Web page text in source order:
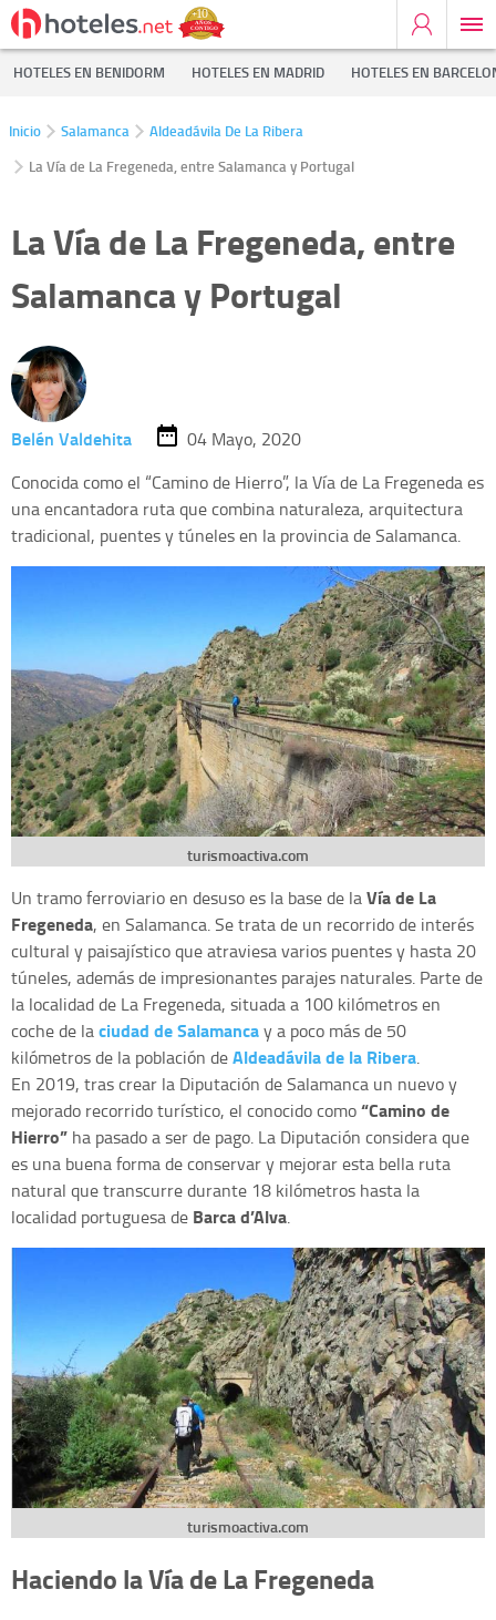
HOTELES EN BENIDORM HOTELES EN MADRID HOTELES EN
Inicio Salamanca
Aldeadávila De La Ribera
La Vía de La Fregeneda, entre Salamanca y Portugal
La Vía de La Fregeneda, entre
Salamanca y Portugal
Belén Valdehita
04 Mayo, 2020
Conocida como el “Camino de Hierro”, la Vía de La Fregeneda es
una encantadora ruta que combina naturaleza, arquitectura
tradicional, puentes y túneles en la provincia de Salamanca.
turismoactiva.com
Un tramo ferroviario en desuso es la base de laVía de La
Fregeneda, en Salamanca. Se trata de un recorrido de interés
cultural y paisajístico que atraviesa varios puentes y hasta 20
túneles, además de impresionantes parajes naturales. Parte de
la localidad de La Fregeneda, situada a 100 kilómetros en
coche de laciudad de Salamancay a poco más de 50
kilómetros de la población deAldeadávila de la Ribera.
En 2019, tras crear la Diputación de Salamanca un nuevo y
mejorado recorrido turístico, el conocido como“Camino de
Hierro” ha pasado a ser de pago. La Diputación considera que
es una buena forma de conservar y mejorar esta bella ruta
natural que transcurre durante 18 kilómetros hasta la
localidad portuguesa de Barca d’Alva.
turismoactiva.com
Haciendo la Vía de La Fregeneda